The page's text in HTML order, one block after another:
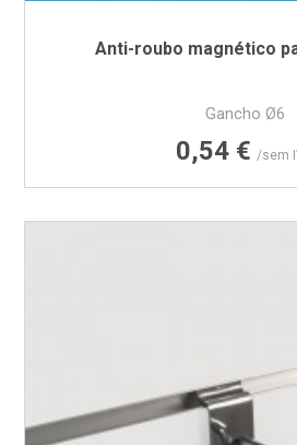
Anti-roubo magnético
Gancho Ø6
Preço
0,54 € /sem